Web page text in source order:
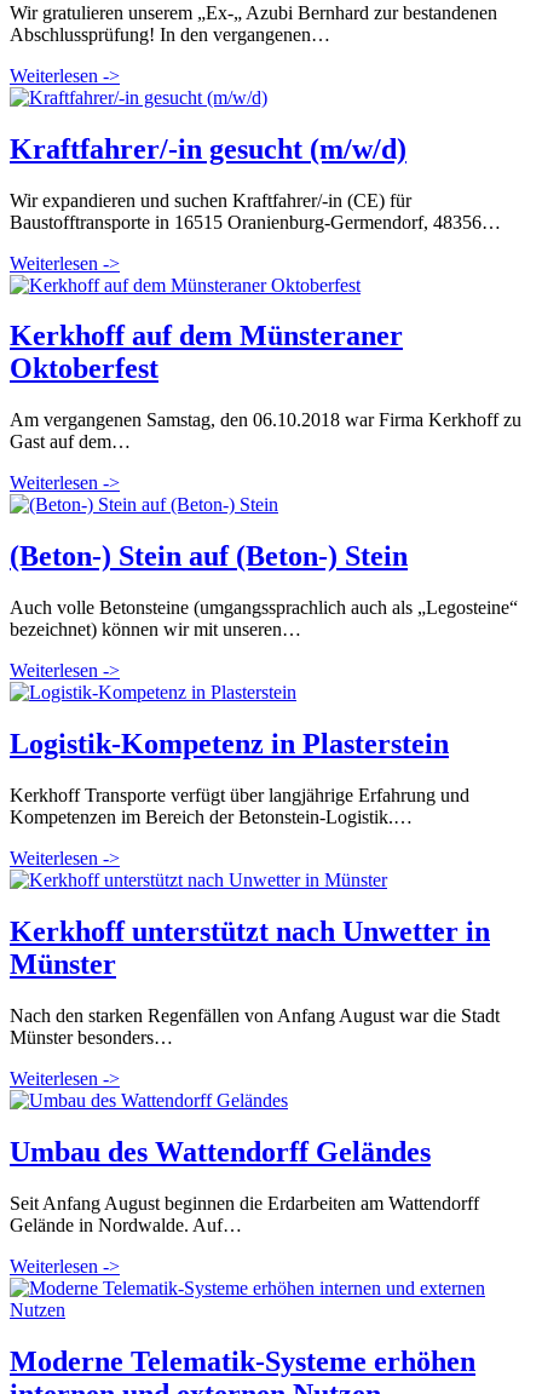
Wir gratulieren unserem „Ex-„ Azubi Bernhard zur bestandenen
Abschlussprüfung! In den vergangenen…
Weiterlesen ->
Kraftfahrer/-in gesucht (m/w/d)
Wir expandieren und suchen Kraftfahrer/-in (CE) für
Baustofftransporte in 16515 Oranienburg-Germendorf, 48356…
Weiterlesen ->
Kerkhoff auf dem Münsteraner
Oktoberfest
Am vergangenen Samstag, den 06.10.2018 war Firma Kerkhoff zu
Gast auf dem…
Weiterlesen ->
(Beton-) Stein auf (Beton-) Stein
Auch volle Betonsteine (umgangssprachlich auch als „Legosteine“
bezeichnet) können wir mit unseren…
Weiterlesen ->
Logistik-Kompetenz in Plasterstein
Kerkhoff Transporte verfügt über langjährige Erfahrung und
Kompetenzen im Bereich der Betonstein-Logistik.…
Weiterlesen ->
Kerkhoff unterstützt nach Unwetter in
Münster
Nach den starken Regenfällen von Anfang August war die Stadt
Münster besonders…
Weiterlesen ->
Umbau des Wattendorff Geländes
Seit Anfang August beginnen die Erdarbeiten am Wattendorff
Gelände in Nordwalde. Auf…
Weiterlesen ->
Moderne Telematik-Systeme erhöhen